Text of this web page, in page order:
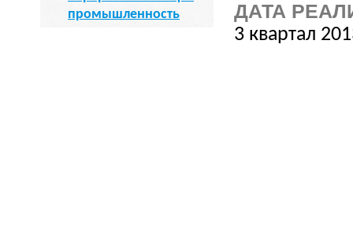
промышленность
ДАТА
3 квартал